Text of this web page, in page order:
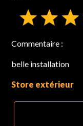
Commentaire :
belle installation
Store extérieur